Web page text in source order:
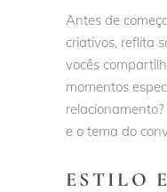
Antes de
criativos, reflita
vocês
momentos
e o tema do
ESTILO E